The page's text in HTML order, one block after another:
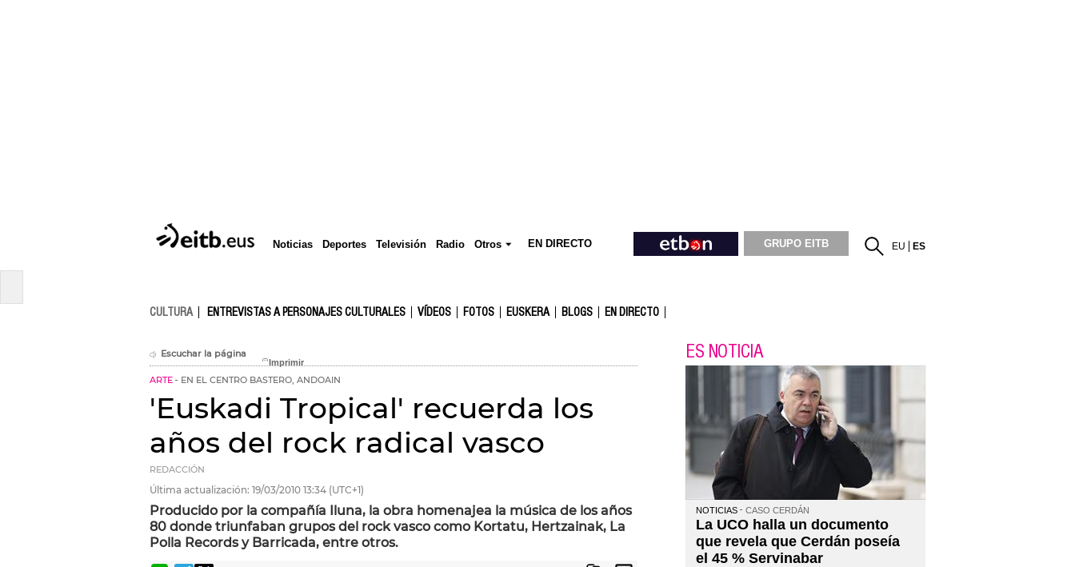
Noticias Deportes Televisión Radio Otros EN DIRECTO GRUPO EITB EU ES
CULTURA ENTREVISTAS A PERSONAJES CULTURALES VÍDEOS FOTOS EUSKERA BLOGS EN DIRECTO
Escuchar la página
ARTE EN EL CENTRO BASTERO, ANDOAIN
'Euskadi Tropical' recuerda los
años del rock radical vasco
REDACCIÓN
Última actualización: 19/03/2010 13:34 (UTC+1)
Producido por la compañía Iluna, la obra homenajea la música de los años
80 donde triunfaban grupos del rock vasco como Kortatu, Hertzainak, La
Polla Records y Barricada, entre otros.
ES NOTICIA
NOTICIAS CASO CERDÁN
La UCO halla un documento
que revela que Cerdán poseía
el 45 % Servinabar